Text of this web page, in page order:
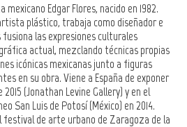
Edgar Flores, nacido en 1982.
plástico, trabaja como diseñador e
las expresiones culturales
actual, mezclando técnicas propias
icónicas mexicanas junto a figuras
en su obra. Viene a España de exponer
(Jonathan Levine Gallery) y en el
San Luis de Potosí (México) en 2014.
festival de arte urbano de Zaragoza de la